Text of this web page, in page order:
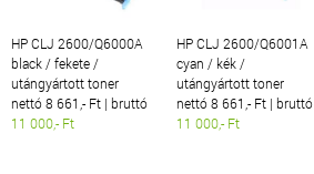
HP CLJ 2600/Q6000A
black / fekete /
utángyártott toner
nettó 8 661,- Ft | bruttó
11 000,- Ft
HP CLJ 2600/Q6001A
cyan / kék /
utángyártott toner
nettó 8 661,- Ft | bruttó
11 000,- Ft